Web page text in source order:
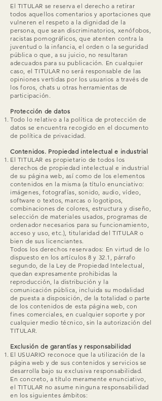
El TITULAR se reserva el derecho a retirar
todos aquellos comentarios y aportaciones que
vulneren el respeto a la dignidad de la
persona, que sean discriminatorios, xenófobos,
racistas pornográficos, que atenten contra la
juventud o la infancia, el orden o la seguridad
pública o que, a su juicio, no resultaran
adecuados para su publicación. En cualquier
caso, el TITULAR no será responsable de las
opiniones vertidas por los usuarios a través de
los foros, chats u otras herramientas de
participación.
Protección de datos
Todo lo relativo a la política de protección de
datos se encuentra recogido en el documento
de política de privacidad.
Contenidos. Propiedad intelectual e industrial
El TITULAR es propietario de todos los
derechos de propiedad intelectual e industrial
de su página web, así como de los elementos
contenidos en la misma (a título enunciativo:
imágenes, fotografías, sonido, audio, vídeo,
software o textos, marcas o logotipos,
combinaciones de colores, estructura y diseño,
selección de materiales usados, programas de
ordenador necesarios para su funcionamiento,
acceso y uso, etc.), titularidad del TITULAR o
bien de sus licenciantes.
Todos los derechos reservados: En virtud de lo
dispuesto en los artículos 8 y 32.1, párrafo
segundo, de la Ley de Propiedad Intelectual,
quedan expresamente prohibidas la
reproducción, la distribución y la
comunicación pública, incluida su modalidad
de puesta a disposición, de la totalidad o parte
de los contenidos de esta página web, con
fines comerciales, en cualquier soporte y por
cualquier medio técnico, sin la autorización del
TITULAR.
Exclusión de garantías y responsabilidad
El USUARIO reconoce que la utilización de la
página web y de sus contenidos y servicios se
desarrolla bajo su exclusiva responsabilidad.
En concreto, a título meramente enunciativo,
el TITULAR no asume ninguna responsabilidad
en los siguientes ámbitos: